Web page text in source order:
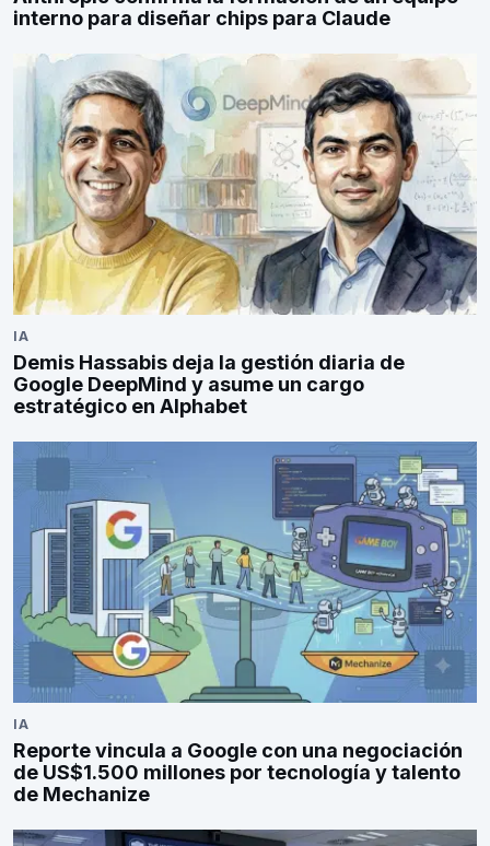
interno para diseñar chips para Claude
IA
Demis Hassabis deja la gestión diaria de
Google DeepMind y asume un cargo
estratégico en Alphabet
IA
Reporte vincula a Google con una negociación
de US$1.500 millones por tecnología y talento
de Mechanize